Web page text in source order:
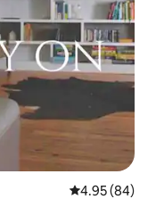
평점 4.95점(5
4.95 (84)